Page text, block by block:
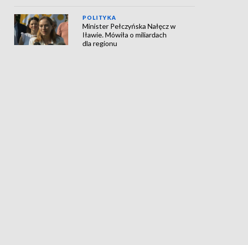
POLITYKA
Minister Pełczyńska Nałęcz w
Iławie. Mówiła o miliardach
dla regionu